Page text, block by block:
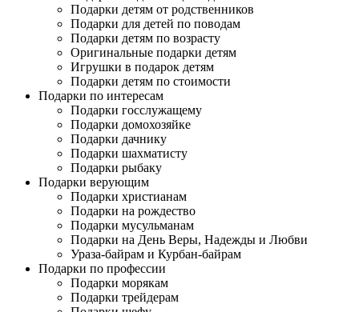
Подарки детям от родственников
Подарки для детей по поводам
Подарки детям по возрасту
Оригинальные подарки детям
Игрушки в подарок детям
Подарки детям по стоимости
Подарки по интересам
Подарки госслужащему
Подарки домохозяйке
Подарки дачнику
Подарки шахматисту
Подарки рыбаку
Подарки верующим
Подарки христианам
Подарки на рождество
Подарки мусульманам
Подарки на День Веры, Надежды и Любви
Ураза-байрам и Курбан-байрам
Подарки по профессии
Подарки морякам
Подарки трейдерам